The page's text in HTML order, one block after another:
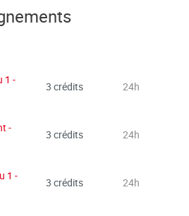
1 -
3 crédits 24h
-
3 crédits 24h
1 -
3 crédits 24h